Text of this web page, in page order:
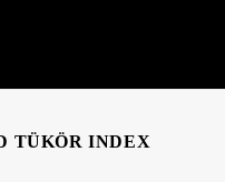
TÜKÖR INDEX